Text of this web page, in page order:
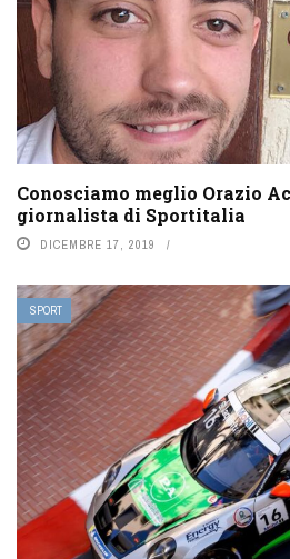
Conosciamo meglio Orazio
giornalista di Sportitalia
DICEMBRE 17, 2019
SPORT